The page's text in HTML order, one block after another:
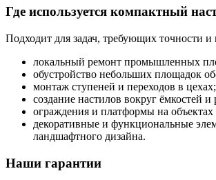
Где используется компактный
Подходит для задач, требующих точности и
локальный ремонт промышленных
обустройство небольших площадок
монтаж ступеней и переходов в цехах;
создание настилов вокруг ёмкостей и
ограждения и платформы на
декоративные и функциональные
ландшафтного дизайна.
Наши гарантии